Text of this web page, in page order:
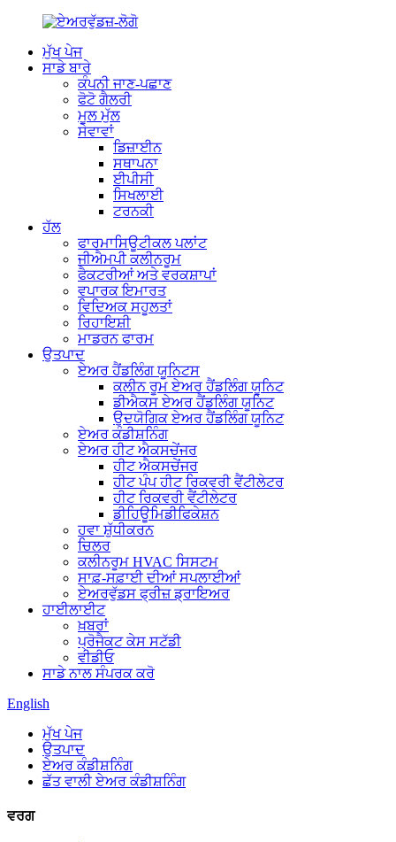
ਮੁੱਖ ਪੇਜ
ਸਾਡੇ ਬਾਰੇ
ਕੰਪਨੀ ਜਾਣ-ਪਛਾਣ
ਫੋਟੋ ਗੈਲਰੀ
ਮੂਲ ਮੁੱਲ
ਸੇਵਾਵਾਂ
ਡਿਜ਼ਾਈਨ
ਸਥਾਪਨਾ
ਈਪੀਸੀ
ਸਿਖਲਾਈ
ਟਰਨਕੀ
ਹੱਲ
ਫਾਰਮਾਸਿਊਟੀਕਲ ਪਲਾਂਟ
ਜੀਐਮਪੀ ਕਲੀਨਰੂਮ
ਫੈਕਟਰੀਆਂ ਅਤੇ ਵਰਕਸ਼ਾਪਾਂ
ਵਪਾਰਕ ਇਮਾਰਤ
ਵਿਦਿਅਕ ਸਹੂਲਤਾਂ
ਰਿਹਾਇਸ਼ੀ
ਮਾਡਰਨ ਫਾਰਮ
ਉਤਪਾਦ
ਏਅਰ ਹੈਂਡਲਿੰਗ ਯੂਨਿਟਸ
ਕਲੀਨ ਰੂਮ ਏਅਰ ਹੈਂਡਲਿੰਗ ਯੂਨਿਟ
ਡੀਐਕਸ ਏਅਰ ਹੈਂਡਲਿੰਗ ਯੂਨਿਟ
ਉਦਯੋਗਿਕ ਏਅਰ ਹੈਂਡਲਿੰਗ ਯੂਨਿਟ
ਏਅਰ ਕੰਡੀਸ਼ਨਿੰਗ
ਏਅਰ ਹੀਟ ਐਕਸਚੇਂਜਰ
ਹੀਟ ਐਕਸਚੇਂਜਰ
ਹੀਟ ਪੰਪ ਹੀਟ ਰਿਕਵਰੀ ਵੈਂਟੀਲੇਟਰ
ਹੀਟ ਰਿਕਵਰੀ ਵੈਂਟੀਲੇਟਰ
ਡੀਹਿਊਮਿਡੀਫਿਕੇਸ਼ਨ
ਹਵਾ ਸ਼ੁੱਧੀਕਰਨ
ਚਿਲਰ
ਕਲੀਨਰੂਮ HVAC ਸਿਸਟਮ
ਸਾਫ਼-ਸਫ਼ਾਈ ਦੀਆਂ ਸਪਲਾਈਆਂ
ਏਅਰਵੁੱਡਸ ਫ੍ਰੀਜ਼ ਡ੍ਰਾਇਅਰ
ਹਾਈਲਾਈਟ
ਖ਼ਬਰਾਂ
ਪ੍ਰੋਜੈਕਟ ਕੇਸ ਸਟੱਡੀ
ਵੀਡੀਓ
ਸਾਡੇ ਨਾਲ ਸੰਪਰਕ ਕਰੋ
English
ਮੁੱਖ ਪੇਜ
ਉਤਪਾਦ
ਏਅਰ ਕੰਡੀਸ਼ਨਿੰਗ
ਛੱਤ ਵਾਲੀ ਏਅਰ ਕੰਡੀਸ਼ਨਿੰਗ
ਵਰਗ